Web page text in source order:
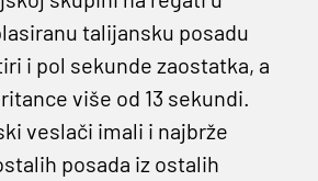
talijansku posadu
i pol sekunde zaostatka, a
više od 13 sekundi.
veslači imali i najbrže
posada iz ostalih